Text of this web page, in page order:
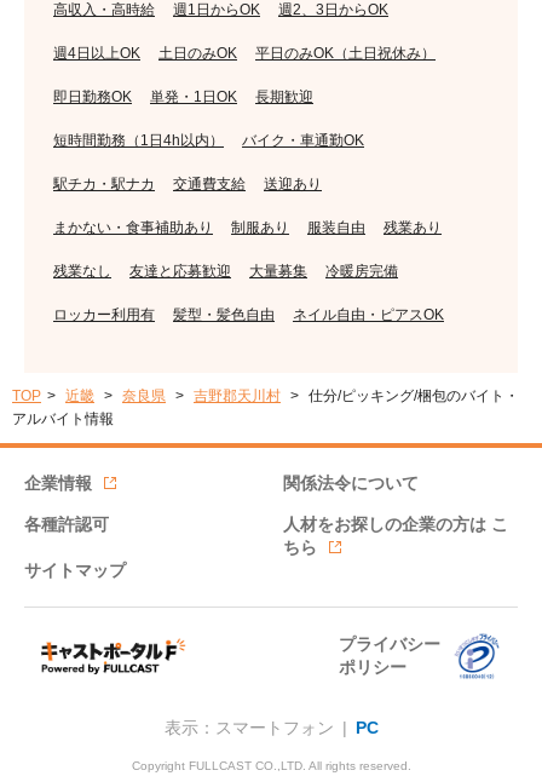
高収入・高時給 週1日からOK 週2、3日からOK
週4日以上OK 土日のみOK 平日のみOK（土日祝休み）
即日勤務OK 単発・1日OK 長期歓迎
短時間勤務（1日4h以内） バイク・車通勤OK
駅チカ・駅ナカ 交通費支給 送迎あり
まかない・食事補助あり 制服あり 服装自由 残業あり
残業なし 友達と応募歓迎 大量募集 冷暖房完備
ロッカー利用有 髪型・髪色自由 ネイル自由・ピアスOK
TOP 近畿 奈良県 吉野郡天川村
仕分/ピッキング/梱包のバイト・
アルバイト情報
企業情報 関係法令について
各種許認可 人材をお探しの企業の方は こ
ちら
サイトマップ
プライバシー
ポリシー
表示：スマートフォン | PC
Copyright FULLCAST CO.,LTD. All rights reserved.